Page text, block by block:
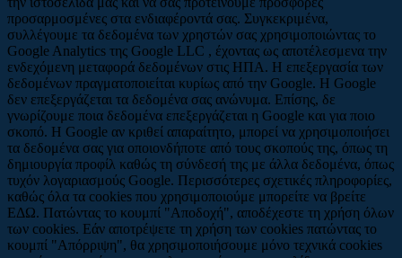
προσαρμοσμένες στα ενδιαφέροντά σας. Συγκεκριμένα,
συλλέγουμε τα δεδομένα των χρηστών σας χρησιμοποιώντας το
Google Analytics της Google LLC , έχοντας ως αποτέλεσμενα την
ενδεχόμενη μεταφορά δεδομένων στις ΗΠΑ. Η επεξεργασία των
δεδομένων πραγματοποιείται κυρίως από την Google. Η Google
δεν επεξεργάζεται τα δεδομένα σας ανώνυμα. Επίσης, δε
γνωρίζουμε ποια δεδομένα επεξεργάζεται η Google και για ποιο
σκοπό. Η Google αν κριθεί απαραίτητο, μπορεί να χρησιμοποιήσει
τα δεδομένα σας για οποιονδήποτε από τους σκοπούς της, όπως τη
δημιουργία προφίλ καθώς τη σύνδεσή της με άλλα δεδομένα, όπως
τυχόν λογαριασμούς Google. Περισσότερες σχετικές πληροφορίες,
καθώς όλα τα cookies που χρησιμοποιούμε μπορείτε να βρείτε
ΕΔΩ. Πατώντας το κουμπί "Αποδοχή", αποδέχεστε τη χρήση όλων
των cookies. Εάν αποτρέψετε τη χρήση των cookies πατώντας το
κουμπί "Απόρριψη", θα χρησιμοποιήσουμε μόνο τεχνικά cookies